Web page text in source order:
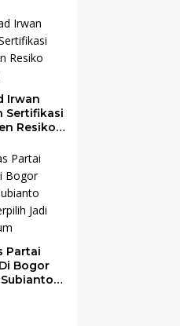
Irwan
Sertifikasi
Resiko
Partai
Bogor